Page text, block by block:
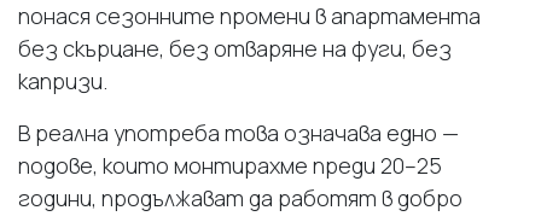
понася сезонните промени в апартамента
без скърцане, без отваряне на фуги, без
капризи.
В реална употреба това означава едно —
подове, които монтирахме преди 20–25
години, продължават да работят в добро